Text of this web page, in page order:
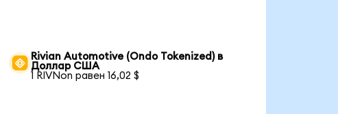
Rivian Automotive (Ondo Tokenized) в
Доллар США
1 RIVNon равен 16,02 $